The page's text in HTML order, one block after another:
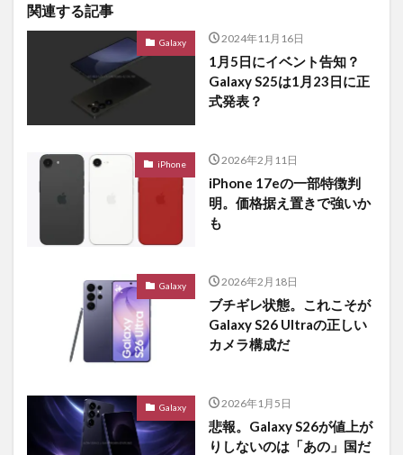
関連する記事
Galaxy 2024年11月16日
1月5日にイベント告知？
Galaxy S25は1月23日に正
式発表？
iPhone 2026年2月11日
iPhone 17eの一部特徴判
明。価格据え置きで強いか
も
Galaxy 2026年2月18日
ブチギレ状態。これこそが
Galaxy S26 Ultraの正しい
カメラ構成だ
Galaxy 2026年1月5日
悲報。Galaxy S26が値上が
りしないのは「あの」国だ